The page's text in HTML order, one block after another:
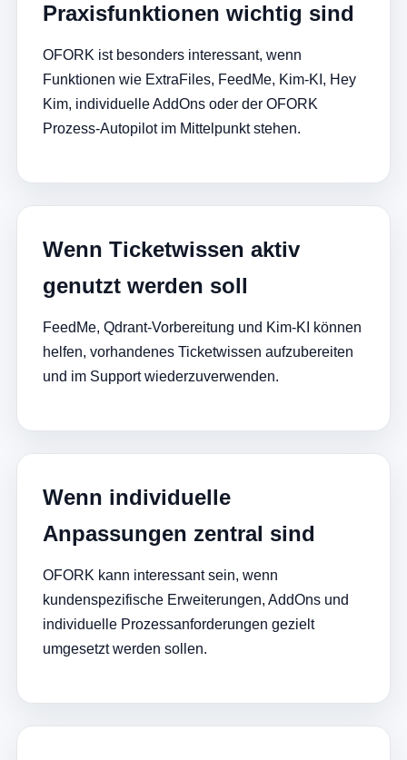
Praxisfunktionen wichtig sind
OFORK ist besonders interessant, wenn
Funktionen wie ExtraFiles, FeedMe, Kim-KI, Hey
Kim, individuelle AddOns oder der OFORK
Prozess-Autopilot im Mittelpunkt stehen.
Wenn Ticketwissen aktiv
genutzt werden soll
FeedMe, Qdrant-Vorbereitung und Kim-KI können
helfen, vorhandenes Ticketwissen aufzubereiten
und im Support wiederzuverwenden.
Wenn individuelle
Anpassungen zentral sind
OFORK kann interessant sein, wenn
kundenspezifische Erweiterungen, AddOns und
individuelle Prozessanforderungen gezielt
umgesetzt werden sollen.